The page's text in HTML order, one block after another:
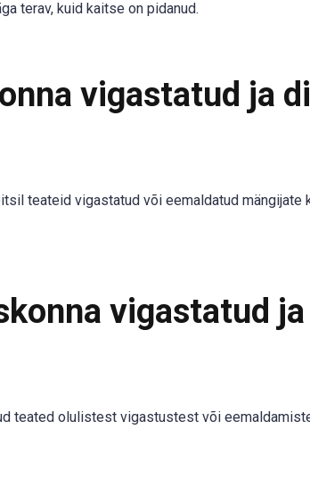
terav, kuid kaitse on pidanud.
vigastatud ja
teateid vigastatud või eemaldatud mängijate
vigastatud
teated olulistest vigastustest või